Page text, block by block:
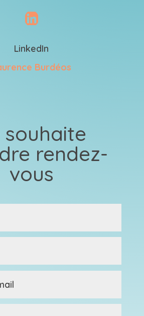

LinkedIn
Burdéos
souhaite
rendez-
vous